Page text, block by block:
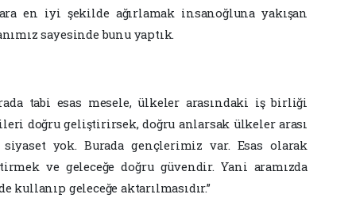
en iyi şekilde ağırlamak insanoğluna yakışan
sayesinde bunu yaptık.
tabi esas mesele, ülkeler arasındaki iş birliği
doğru geliştirirsek, doğru anlarsak ülkeler arası
yok. Burada gençlerimiz var. Esas olarak
ve geleceğe doğru güvendir. Yani aramızda
geleceğe aktarılmasıdır.”